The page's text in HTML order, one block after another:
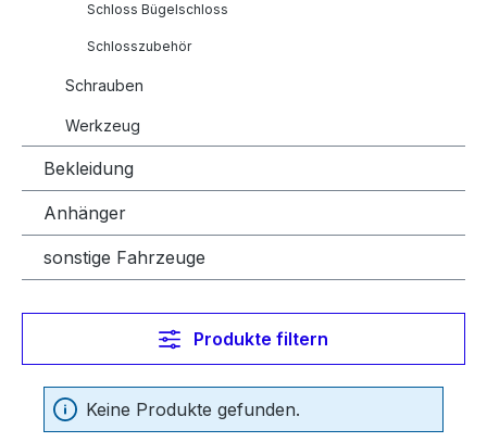
Schloss Bügelschloss
Schlosszubehör
Schrauben
Werkzeug
Bekleidung
Anhänger
sonstige Fahrzeuge
Produkte filtern
Keine Produkte gefunden.